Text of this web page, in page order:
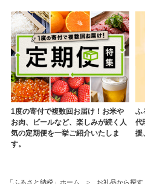
1度の寄付で複数回お届け！お米や
お肉、ビールなど、楽しみが続く人
気の定期便を一挙ご紹介いたしま
す。
ふ
代
援
「ふるさと納税」ホーム お礼品から探す